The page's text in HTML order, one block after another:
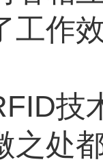
工作
技术
之处